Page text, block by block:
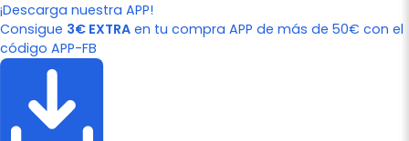
¡Descarga nuestra APP!
Consigue 3€ EXTRA en tu compra APP de más de 50€ con el
código APP-FB